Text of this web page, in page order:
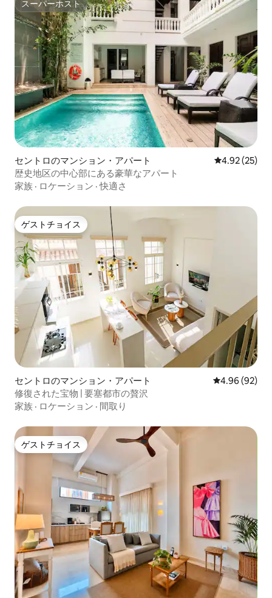
スーパーホスト
スーパーホスト
セントロのマンション・アパート レビュー25
4.92 (25)
歴史地区の中心部にある豪華なアパート
家族 · ロケーション ·快適さ
ゲストチョイス
ゲストチョイス
セントロのマンション・アパート レビュー92
4.96 (92)
修復された宝物 | 要塞都市の贅沢
家族 · ロケーション · 間取り
ゲストチョイス
ゲストチョイス